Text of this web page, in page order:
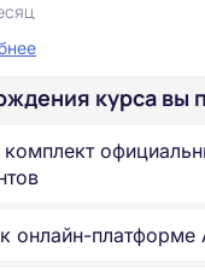
курса вы
онлайн-платформе